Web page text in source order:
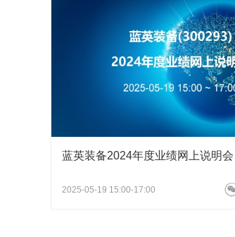
董事长，总经理您好，想
【征集问题】
您好，感谢您的关注。公司积极
及时对相关大腔体设备进行本地化
型）、半钢乘用子午线轮胎一次法成型
热贴合机、全自动胎面集装张、压排气线
4、公司并购的工业清洗系统及表
案提供商，主要为汽车制造商和配件商
备件、维护和保养、升级改造、技术培
套供应商提供覆盖汽车动力总成，包括发
案，同时公司的清洗系统也广泛应用于汽
件的清洗。 工业领域：主要为机械部件
造行业提供零部件清洗设备，为医疗设备
蓝英装备2024年度业绩网上说明会
2025-05-19 15:00-17:00